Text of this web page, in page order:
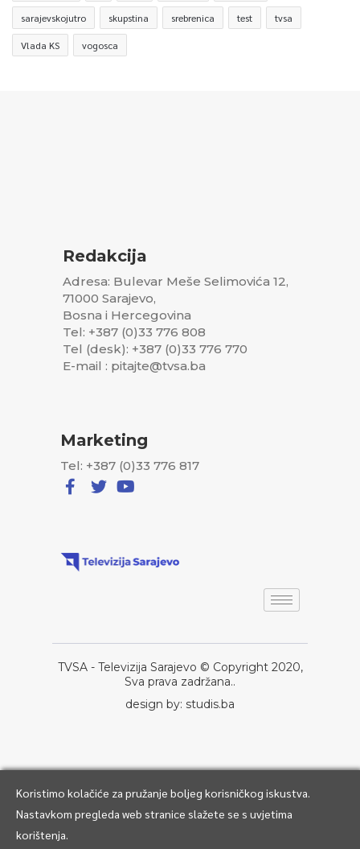
sarajevskojutro skupstina srebrenica test tvsa
Vlada KS vogosca
Redakcija
Adresa: Bulevar Meše Selimovića 12,
71000 Sarajevo,
Bosna i Hercegovina
Tel: +387 (0)33 776 808
Tel (desk): +387 (0)33 776 770
E-mail : pitajte@tvsa.ba
Marketing
Tel: +387 (0)33 776 817
TVSA - Televizija Sarajevo © Copyright 2020,
Sva prava zadržana..
design by: studis.ba
Koristimo kolačiće za pružanje boljeg korisničkog iskustva.
Nastavkom pregleda web stranice slažete se s uvjetima
korištenja.